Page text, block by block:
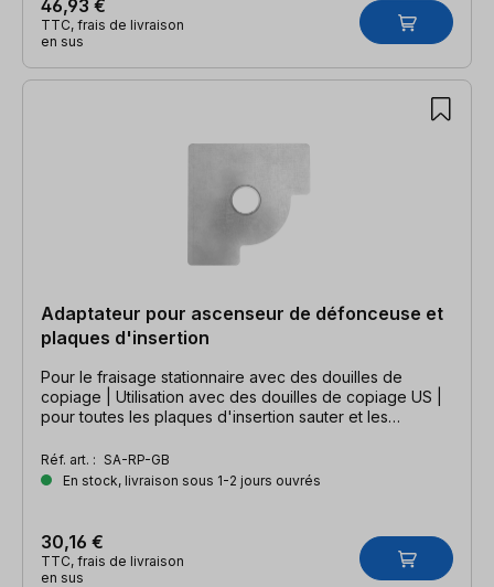
46,93 €
TTC, frais de livraison
en sus
Adaptateur pour ascenseur de défonceuse et
plaques d'insertion
Pour le fraisage stationnaire avec des douilles de
copiage | Utilisation avec des douilles de copiage US |
pour toutes les plaques d'insertion sauter et les
Réf. art. : SA-RP-GB
En stock, livraison sous 1-2 jours ouvrés
30,16 €
TTC, frais de livraison
en sus